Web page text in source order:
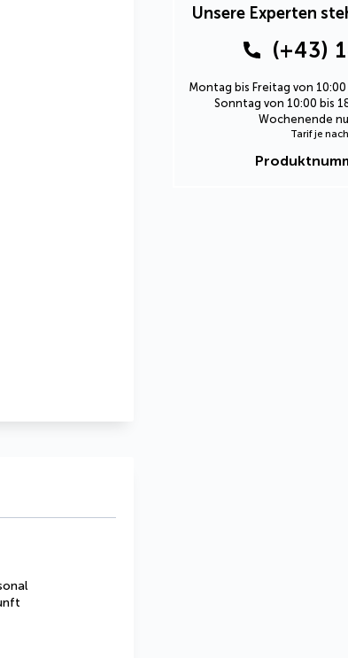
Unsere Experten
(+43)
Montag bis Freitag von 10:00
Sonntag von 10:00 bis
Wochenende
Tarif je